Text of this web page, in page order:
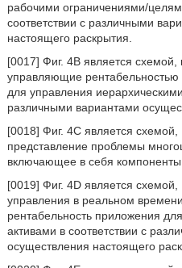
рабочими ограничениями/
соответствии с различными
настоящего раскрытия.
[0017] Фиг. 4B является
управляющие
для управления
различными вариантами
[0018] Фиг. 4C является
представление проблемы
включающее в себя компоненты
[0019] Фиг. 4D является
управления в реальном
рентабельность приложения
активами в соответствии с
осуществления настоящего